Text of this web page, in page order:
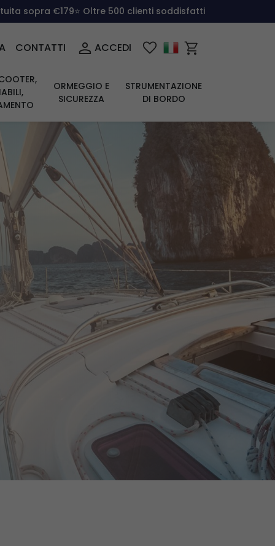
sopra €179⭐ Oltre 500 clienti soddisfatti
CONTATTI ACCEDI
ORMEGGIO E
SICUREZZA
STRUMENTAZIONE
DI BORDO